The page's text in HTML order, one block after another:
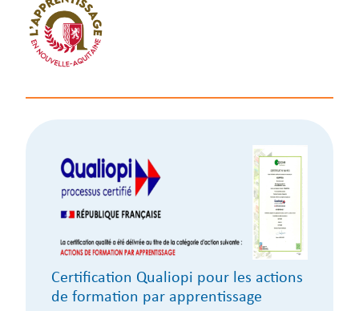
Certification Qualiopi pour les actions
de formation par apprentissage